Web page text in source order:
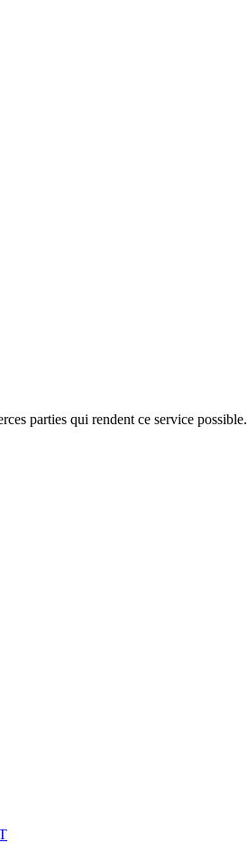
parties qui rendent ce service possible.